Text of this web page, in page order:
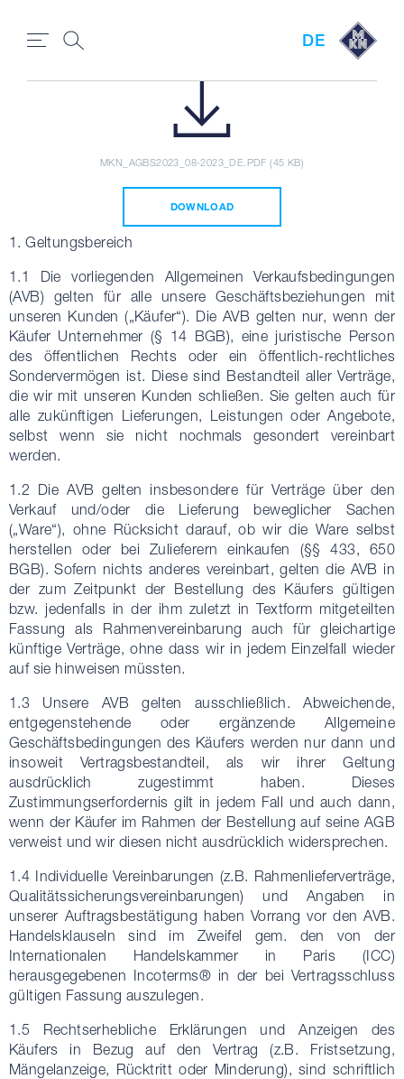
DE
MKN_AGBS2023_08-2023_DE.PDF (45 KB)
DOWNLOAD
1. Geltungsbereich
1.1 Die vorliegenden Allgemeinen Verkaufsbedingungen
(AVB) gelten für alle unsere Geschäftsbeziehungen mit
unseren Kunden („Käufer“). Die AVB gelten nur, wenn der
Käufer Unternehmer (§ 14 BGB), eine juristische Person
des öffentlichen Rechts oder ein öffentlich-rechtliches
Sondervermögen ist. Diese sind Bestandteil aller Verträge,
die wir mit unseren Kunden schließen. Sie gelten auch für
alle zukünftigen Lieferungen, Leistungen oder Angebote,
selbst wenn sie nicht nochmals gesondert vereinbart
werden.
1.2 Die AVB gelten insbesondere für Verträge über den
Verkauf und/oder die Lieferung beweglicher Sachen
(„Ware“), ohne Rücksicht darauf, ob wir die Ware selbst
herstellen oder bei Zulieferern einkaufen (§§ 433, 650
BGB). Sofern nichts anderes vereinbart, gelten die AVB in
der zum Zeitpunkt der Bestellung des Käufers gültigen
bzw. jedenfalls in der ihm zuletzt in Textform mitgeteilten
Fassung als Rahmenvereinbarung auch für gleichartige
künftige Verträge, ohne dass wir in jedem Einzelfall wieder
auf sie hinweisen müssten.
1.3 Unsere AVB gelten ausschließlich. Abweichende,
entgegenstehende oder ergänzende Allgemeine
Geschäftsbedingungen des Käufers werden nur dann und
insoweit Vertragsbestandteil, als wir ihrer Geltung
ausdrücklich zugestimmt haben. Dieses
Zustimmungserfordernis gilt in jedem Fall und auch dann,
wenn der Käufer im Rahmen der Bestellung auf seine AGB
verweist und wir diesen nicht ausdrücklich widersprechen.
1.4 Individuelle Vereinbarungen (z.B. Rahmenlieferverträge,
Qualitätssicherungsvereinbarungen) und Angaben in
unserer Auftragsbestätigung haben Vorrang vor den AVB.
Handelsklauseln sind im Zweifel gem. den von der
Internationalen Handelskammer in Paris (ICC)
herausgegebenen Incoterms® in der bei Vertragsschluss
gültigen Fassung auszulegen.
1.5 Rechtserhebliche Erklärungen und Anzeigen des
Käufers in Bezug auf den Vertrag (z.B. Fristsetzung,
Mängelanzeige, Rücktritt oder Minderung), sind schriftlich